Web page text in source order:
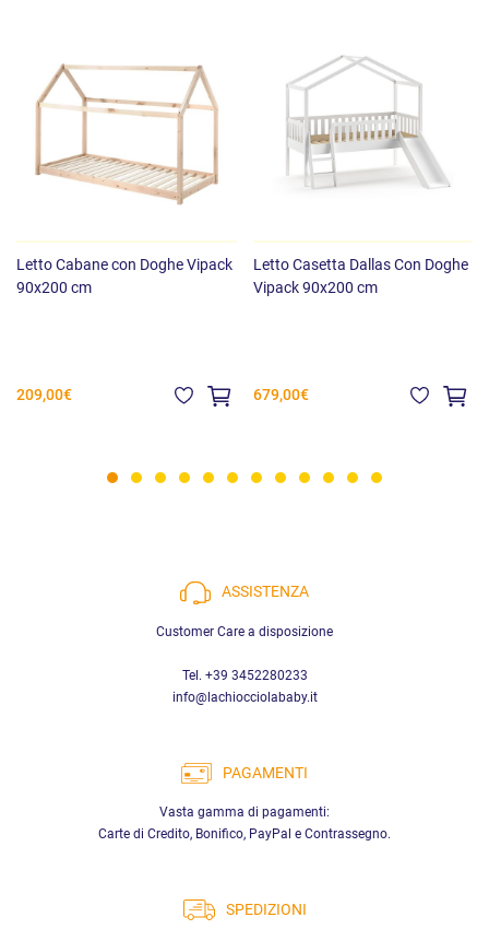
Letto Cabane con Doghe Vipack
90x200 cm
209,00€
Letto Casetta Dallas Con Doghe
Vipack 90x200 cm
679,00€
ASSISTENZA
Customer Care a disposizione
Tel. +39 3452280233
info@lachiocciolababy.it
PAGAMENTI
Vasta gamma di pagamenti:
Carte di Credito, Bonifico, PayPal e Contrassegno.
SPEDIZIONI